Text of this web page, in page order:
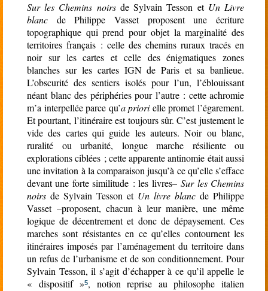
Sur les Chemins noirsde Sylvain Tesson et Un Livre
blanc de Philippe Vasset proposent une écriture
topographique qui prend pour objet la marginalité des
territoires français : celle des chemins ruraux tracés en
noir sur les cartes et celle des énigmatiques zones
blanches sur les cartes IGN de Paris et sa banlieue.
L’obscurité des sentiers isolés pour l’un, l’éblouissant
néant blanc des périphéries pour l’autre : cette achromie
m’a interpellée parce qu’a priorielle promet l’égarement.
Et pourtant, l’itinéraire est toujours sûr. C’est justement le
vide des cartes qui guide les auteurs. Noir ou blanc,
ruralité ou urbanité, longue marche résiliente ou
explorations ciblées ; cette apparente antinomie était aussi
une invitation à la comparaison jusqu’à ce qu’elle s’efface
devant une forte similitude : les livres–Sur les Chemins
noirs de Sylvain Tesson et Un livre blanc de Philippe
Vasset –proposent, chacun à leur manière, une même
logique de décentrement et donc de dépaysement. Ces
marches sont résistantes en ce qu’elles contournent les
itinéraires imposés par l’aménagement du territoire dans
un refus de l’urbanisme et de son conditionnement. Pour
Sylvain Tesson, il s’agit d’échapper à ce qu’il appelle le
« dispositif »5, notion reprise au philosophe italien